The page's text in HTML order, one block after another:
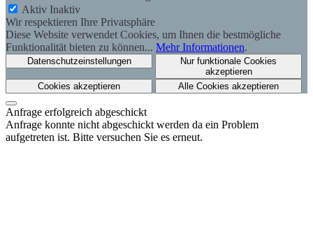
Aktiv Inaktiv
Wir respektieren Ihre Privatsphäre
Diese Website verwendet Cookies, um Ihnen die bestmögliche
Funktionalität bieten zu können... Mehr Informationen.
Datenschutzeinstellungen
Nur funktionale Cookies
akzeptieren
Cookies akzeptieren
Alle Cookies akzeptieren
Anfrage erfolgreich abgeschickt
Anfrage konnte nicht abgeschickt werden da ein Problem
aufgetreten ist. Bitte versuchen Sie es erneut.